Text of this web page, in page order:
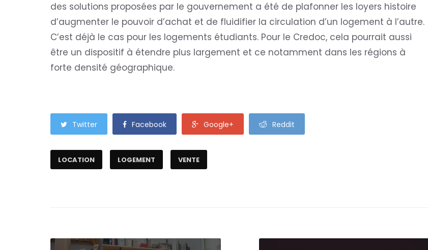
des solutions proposées par le gouvernement a été de plafonner les loyers histoire
d’augmenter le pouvoir d’achat et de fluidifier la circulation d’un logement à l’autre.
C’est déjà le cas pour les logements étudiants. Pour le Credoc, cela pourrait aussi
être un dispositif à étendre plus largement et ce notamment dans les régions à
forte densité géographique.
Twitter Facebook Google+ Reddit
LOCATION LOGEMENT VENTE